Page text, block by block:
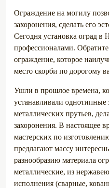
Ограждение на могилу
захоронения, сделать его
Сегодня установка оград в
профессионалами.
ограждение, которое
место скорби по дорогому
Ушли в прошлое времена,
устанавливали однотипные
металлических прутьев,
захоронения. В настоящее
мастерских по
предлагают массу
разнообразию материала
металлические, из
исполнения (сварные,